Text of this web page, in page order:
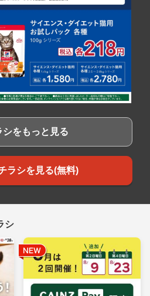
シをもっと見る
ラシを見る(無料)
シ